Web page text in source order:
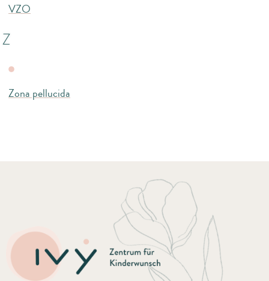
VZO
Z
Zona pellucida